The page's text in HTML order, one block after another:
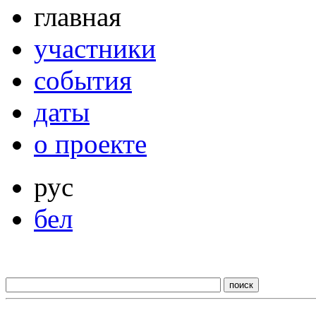
главная
участники
события
даты
о проекте
рус
бел